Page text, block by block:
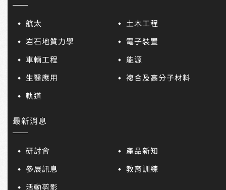
航太
土木工程
岩石地質力學
電子裝置
車輛工程
能源
生醫應用
複合及高分子材料
軌道
最新消息
研討會
產品新知
參展訊息
教育訓練
活動剪影